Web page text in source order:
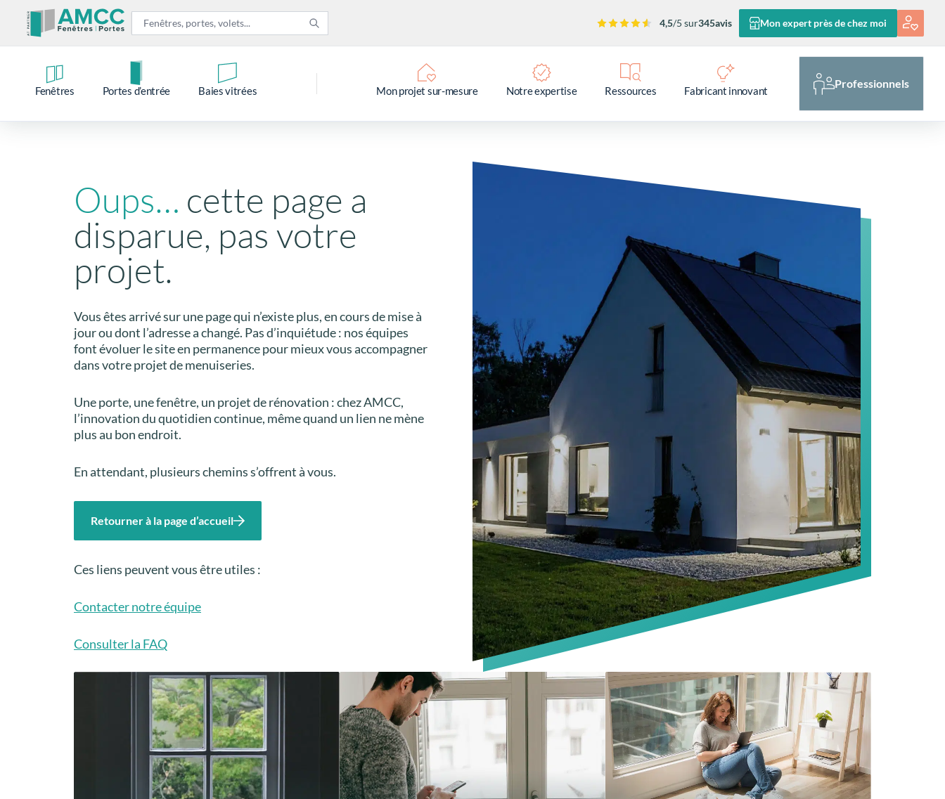
4,5/5 sur345avis Mon expert près de chez moi
Fenêtres Portes d’entrée Baies vitrées Mon projet sur-mesure Notre expertise Ressources Fabricant innovant
Professionnels
Oups… cette page a
disparue, pas votre
projet.
Vous êtes arrivé sur une page qui n’existe plus, en cours de mise à
jour ou dont l’adresse a changé. Pas d’inquiétude : nos équipes
font évoluer le site en permanence pour mieux vous accompagner
dans votre projet de menuiseries.
Une porte, une fenêtre, un projet de rénovation : chez AMCC,
l’innovation du quotidien continue, même quand un lien ne mène
plus au bon endroit.
En attendant, plusieurs chemins s’offrent à vous.
Retourner à la page d’accueil
Ces liens peuvent vous être utiles :
Contacter notre équipe
Consulter la FAQ